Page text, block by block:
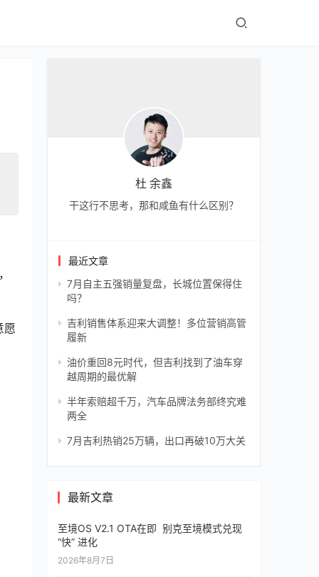
愿
杜 余鑫
干这行不思考，那和咸鱼有什么区别？
最近文章
7月自主五强销量复盘，长城位置保得住
吗？
吉利销售体系迎来大调整！多位营销高管
履新
油价重回8元时代，但吉利找到了油车穿
越周期的最优解
半年索赔超千万，汽车品牌法务部终究难
两全
7月吉利热销25万辆，出口再破10万大关
最新文章
至境OS V2.1 OTA在即 别克至境模式兑现
“快” 进化
2026年8月7日